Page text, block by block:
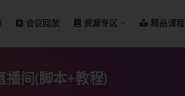
会议回放 资源专区 精品课程
播间(脚本+教程)